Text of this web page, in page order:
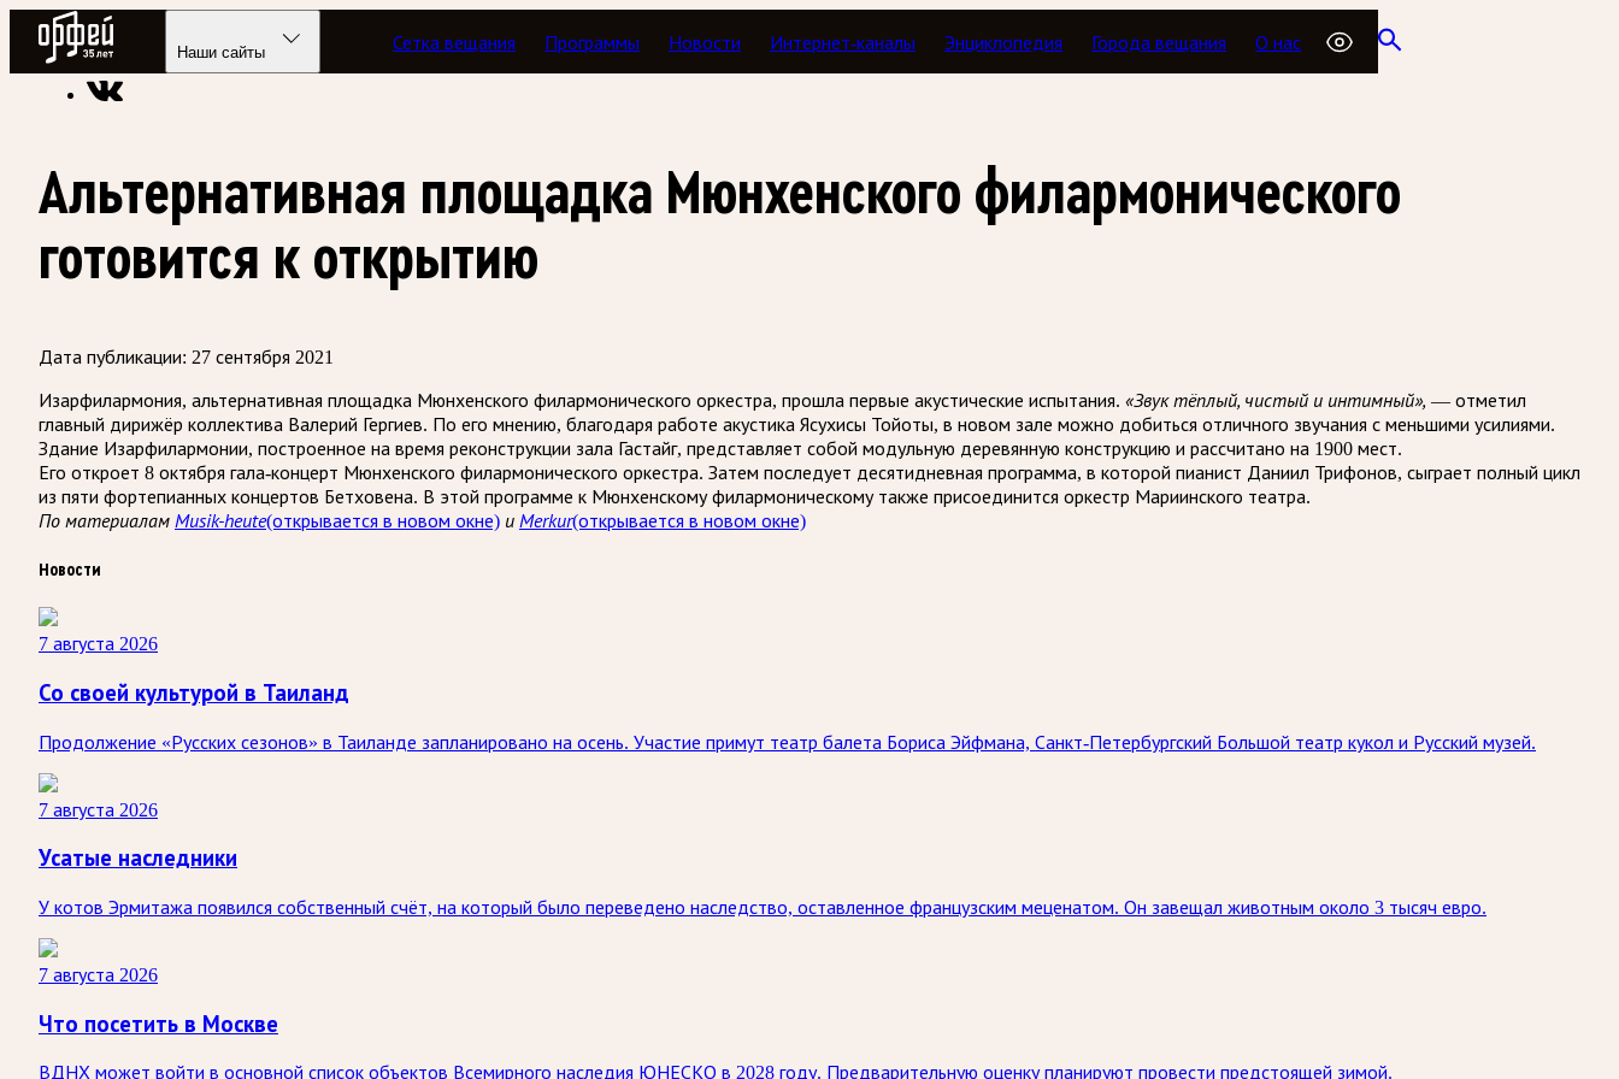
Радио Орфей
Наши сайты Сетка вещания Программы Новости Интернет-каналы Энциклопедия Города вещания О нас
Радио классической музыки «Орфей» Новости
Альтернативная площадка Мюнхенского филармонического
готовится к открытию
Дата публикации: 27 сентября 2021
Изарфилармония, альтернативная площадка Мюнхенского филармонического оркестра, прошла первые акустические испытания. «Звук тёплый, чистый и интимный», — отметил
главный дирижёр коллектива Валерий Гергиев. По его мнению, благодаря работе акустика Ясухисы Тойоты, в новом зале можно добиться отличного звучания с меньшими усилиями.
Здание Изарфилармонии, построенное на время реконструкции зала Гастайг, представляет собой модульную деревянную конструкцию и рассчитано на 1900 мест.
Его откроет 8 октября гала-концерт Мюнхенского филармонического оркестра. Затем последует десятидневная программа, в которой пианист Даниил Трифонов, сыграет полный цикл
из пяти фортепианных концертов Бетховена. В этой программе к Мюнхенскому филармоническому также присоединится оркестр Мариинского театра.
По материалам Musik-heute(открывается в новом окне) и Merkur(открывается в новом окне)
Новости
7 августа 2026
Со своей культурой в Таиланд
Продолжение «Русских сезонов» в Таиланде запланировано на осень. Участие примут театр балета Бориса Эйфмана, Санкт-Петербургский Большой театр кукол и Русский музей.
7 августа 2026
Усатые наследники
У котов Эрмитажа появился собственный счёт, на который было переведено наследство, оставленное французским меценатом. Он завещал животным около 3 тысяч евро.
7 августа 2026
Что посетить в Москве
ВДНХ может войти в основной список объектов Всемирного наследия ЮНЕСКО в 2028 году. Предварительную оценку планируют провести предстоящей зимой.